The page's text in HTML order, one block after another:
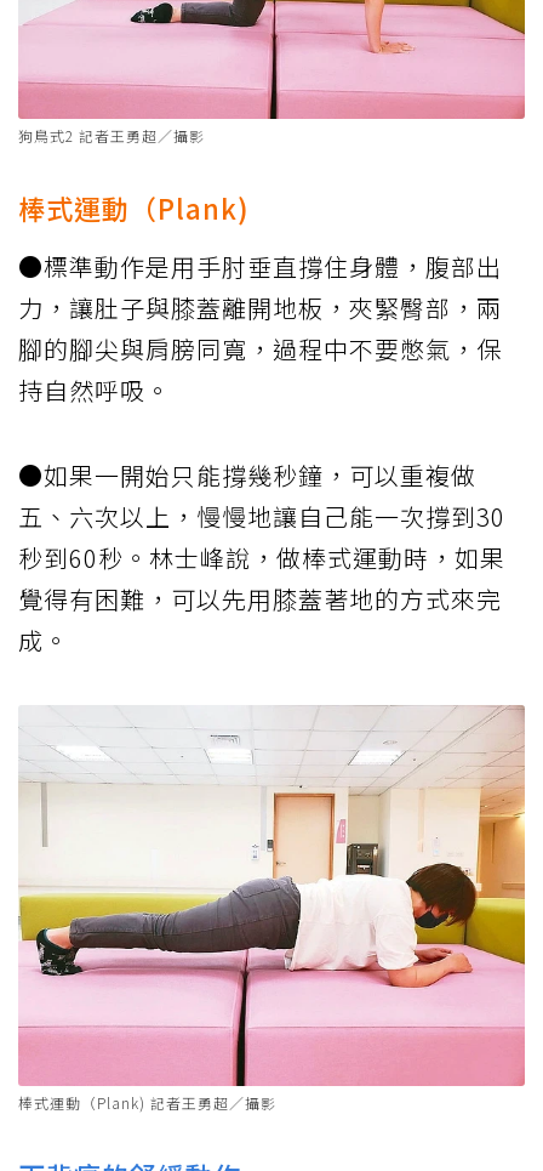
狗鳥式2 記者王勇超／攝影
棒式運動（Plank)
●標準動作是用手肘垂直撐住身體，腹部出
力，讓肚子與膝蓋離開地板，夾緊臀部，兩
腳的腳尖與肩膀同寬，過程中不要憋氣，保
持自然呼吸。
●如果一開始只能撐幾秒鐘，可以重複做
五、六次以上，慢慢地讓自己能一次撐到30
秒到60秒。林士峰說，做棒式運動時，如果
覺得有困難，可以先用膝蓋著地的方式來完
成。
棒式運動（Plank) 記者王勇超／攝影